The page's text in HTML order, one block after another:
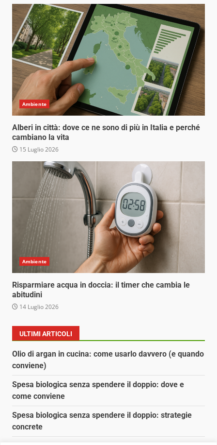
Ambiente
Alberi in città: dove ce ne sono di più in Italia e perché
cambiano la vita
15 Luglio 2026
Ambiente
Risparmiare acqua in doccia: il timer che cambia le
abitudini
14 Luglio 2026
ULTIMI ARTICOLI
Olio di argan in cucina: come usarlo davvero (e quando
conviene)
Spesa biologica senza spendere il doppio: dove e
come conviene
Spesa biologica senza spendere il doppio: strategie
concrete